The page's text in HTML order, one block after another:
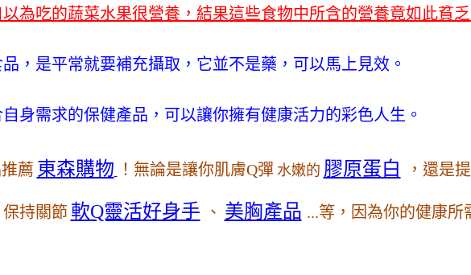
為吃的蔬菜水果很營養，結果這些食物中所含的營養竟如此貧
，是平常就要補充攝取，它並不是藥，可以馬上見效。
身需求的保健產品，可以讓你擁有健康活力的彩色人生。
薦 東森購物 ！無論是讓你肌膚Q彈 水嫩的 膠原蛋白 ，還是
持關節 軟Q靈活好身手 、 美胸產品 ...等，因為你的健康所